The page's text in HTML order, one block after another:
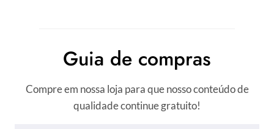
Guia de compras
Compre em nossa loja para que nosso conteúdo de
qualidade continue gratuito!